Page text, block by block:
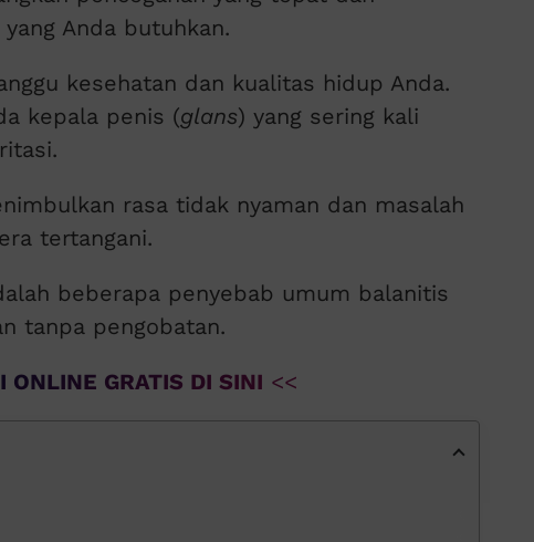
Anda butuhkan.
kesehatan dan kualitas hidup Anda.
kepala penis (glans) yang sering kali
rasa tidak nyaman dan masalah
tertangani.
beberapa penyebab umum balanitis
tanpa pengobatan.
ONLINE GRATIS DI SINI <<